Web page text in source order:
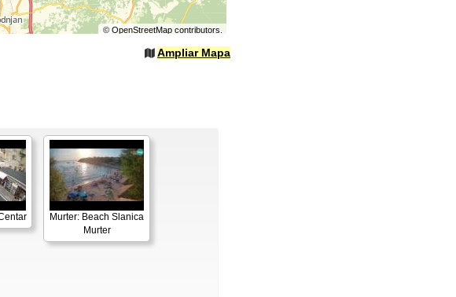
© OpenStreetMapcontributors.
Ampliar Mapa
Murter: Beach Slanica
Murter